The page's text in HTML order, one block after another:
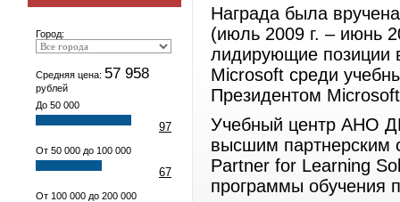
Город:
Средняя цена: 57 958
рублей
До 50 000
97
От 50 000 до 100 000
67
От 100 000 до 200 000
Награда была
(июль 2009 г. – июнь
лидирующие позиции
Microsoft среди
Президентом
Учебный центр АНО
высшим партнерским
Partner for Learning
программы обучения